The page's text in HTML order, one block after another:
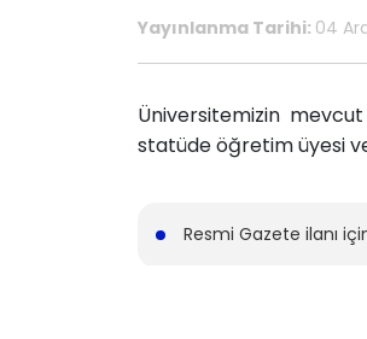
Yayınlanma Tarihi: 04
Üniversitemizin
statüde öğretim üyesi
Resmi Gazete ilanı